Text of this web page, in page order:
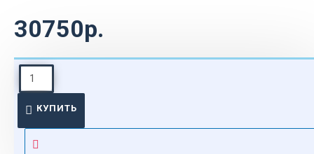
30750р.
КУПИТЬ
Мойка
парикмахерская
ДАСТИ в